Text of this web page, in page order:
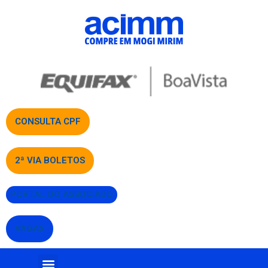
CONSULTA CPF
2ª VIA BOLETOS
PORTAL DO ASSOCIADO
VAGAS